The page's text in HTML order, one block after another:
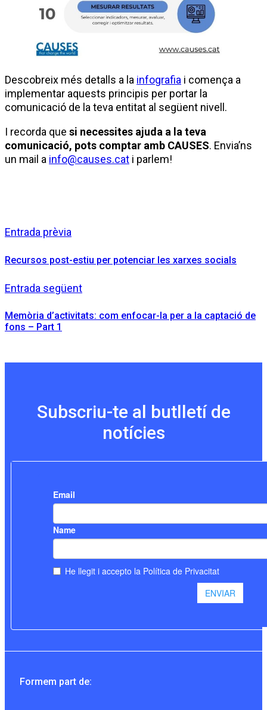
Descobreix més detalls a la infografia i comença a
implementar aquests principis per portar la
comunicació de la teva entitat al següent nivell.
I recorda que si necessites ajuda a la teva
comunicació, pots comptar amb CAUSES. Envia’ns
un mail a info@causes.cat i parlem!
Entrada prèvia
Recursos post-estiu per potenciar les xarxes socials
Entrada següent
Memòria d’activitats: com enfocar-la per a la captació de
fons – Part 1
Subscriu-te al butlletí de
notícies
Formem part de: